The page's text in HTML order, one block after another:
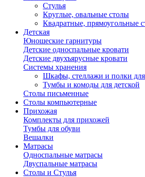
Стулья
Круглые, овальные столы
Квадратные, прямоугольные
Детская
Юношеские гарнитуры
Детские односпальные кровати
Детские двухъярусные кровати
Системы хранения
Шкафы, стеллажи и полки для
Тумбы и комоды для детской
Столы письменные
Столы компьютерные
Прихожая
Комплекты для прихожей
Тумбы для обуви
Вешалки
Матрасы
Односпальные матрасы
Двуспальные матрасы
Столы и Стулья